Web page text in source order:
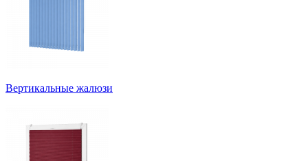
Вертикальные жалюзи